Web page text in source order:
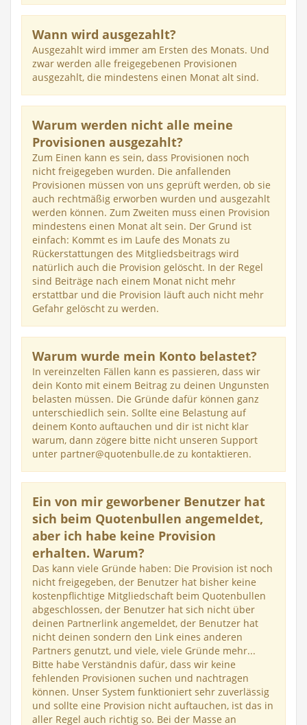
Wann wird ausgezahlt?
Ausgezahlt wird immer am Ersten des Monats. Und
zwar werden alle freigegebenen Provisionen
ausgezahlt, die mindestens einen Monat alt sind.
Warum werden nicht alle meine
Provisionen ausgezahlt?
Zum Einen kann es sein, dass Provisionen noch
nicht freigegeben wurden. Die anfallenden
Provisionen müssen von uns geprüft werden, ob sie
auch rechtmäßig erworben wurden und ausgezahlt
werden können. Zum Zweiten muss einen Provision
mindestens einen Monat alt sein. Der Grund ist
einfach: Kommt es im Laufe des Monats zu
Rückerstattungen des Mitgliedsbeitrags wird
natürlich auch die Provision gelöscht. In der Regel
sind Beiträge nach einem Monat nicht mehr
erstattbar und die Provision läuft auch nicht mehr
Gefahr gelöscht zu werden.
Warum wurde mein Konto belastet?
In vereinzelten Fällen kann es passieren, dass wir
dein Konto mit einem Beitrag zu deinen Ungunsten
belasten müssen. Die Gründe dafür können ganz
unterschiedlich sein. Sollte eine Belastung auf
deinem Konto auftauchen und dir ist nicht klar
warum, dann zögere bitte nicht unseren Support
unter partner@quotenbulle.de zu kontaktieren.
Ein von mir geworbener Benutzer hat
sich beim Quotenbullen angemeldet,
aber ich habe keine Provision
erhalten. Warum?
Das kann viele Gründe haben: Die Provision ist noch
nicht freigegeben, der Benutzer hat bisher keine
kostenpflichtige Mitgliedschaft beim Quotenbullen
abgeschlossen, der Benutzer hat sich nicht über
deinen Partnerlink angemeldet, der Benutzer hat
nicht deinen sondern den Link eines anderen
Partners genutzt, und viele, viele Gründe mehr...
Bitte habe Verständnis dafür, dass wir keine
fehlenden Provisionen suchen und nachtragen
können. Unser System funktioniert sehr zuverlässig
und sollte eine Provision nicht auftauchen, ist das in
aller Regel auch richtig so. Bei der Masse an